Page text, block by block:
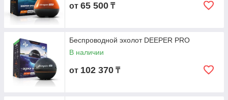
от 65 500 ₸
Беспроводной эхолот DEEPER PRO
В наличии
от 102 370 ₸